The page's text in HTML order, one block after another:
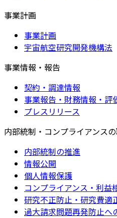
事業計画
事業計画
宇宙航空研究開発機構法
事業情報・報告
契約・調達情報
事業報告・財務情報・評
プレスリリース
内部統制・コンプライアンス
内部統制の推進
情報公開
個人情報保護
コンプライアンス・利益
研究不正防止・研究費適
過大請求問題再発防止へ